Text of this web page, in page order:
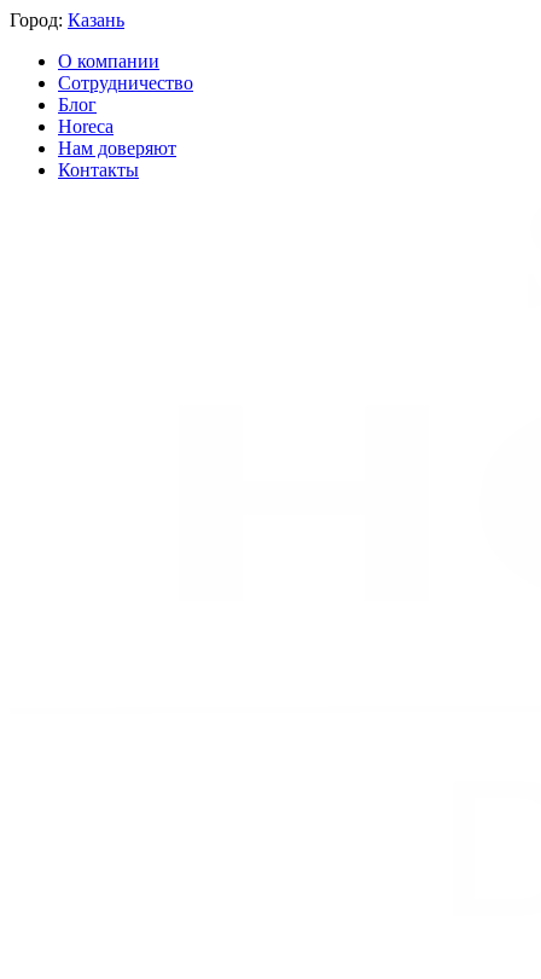
Город: Казань
О компании
Сотрудничество
Блог
Horeca
Нам доверяют
Контакты